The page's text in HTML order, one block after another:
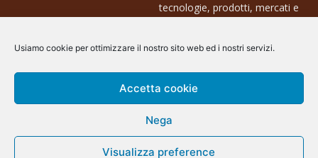
Usiamo cookie per ottimizzare il nostro sito web ed i nostri servizi.
Accetta cookie
Nega
Visualizza preference
tecnologie, prodotti, mercati e
Contatti:
info@arscommunication.it
@ArsCommunication 2023